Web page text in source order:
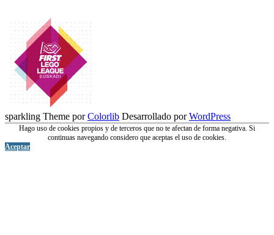
sparkling Theme porColorlib Desarrollado porWordPress
Hago uso de cookies propios y de terceros que no te afectan de forma negativa. Si
continuas navegando considero que aceptas el uso de cookies.
Aceptar